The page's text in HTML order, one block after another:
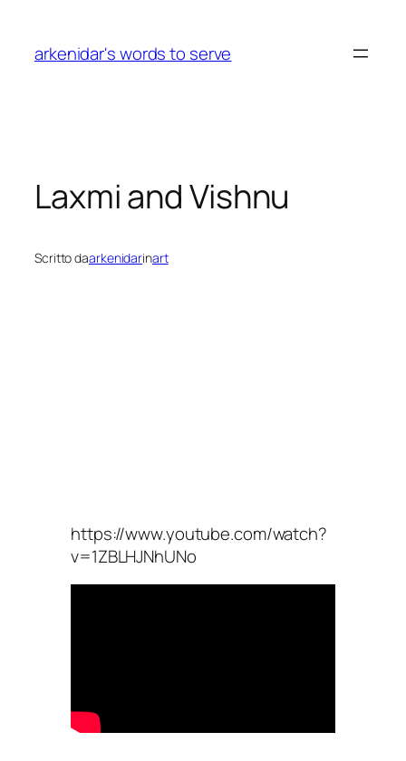
contenuto
arkenidar's words to serve
Laxmi and Vishnu
Scritto daarkenidarinart
https://www.youtube.com/watch?
v=1ZBLHJNhUNo